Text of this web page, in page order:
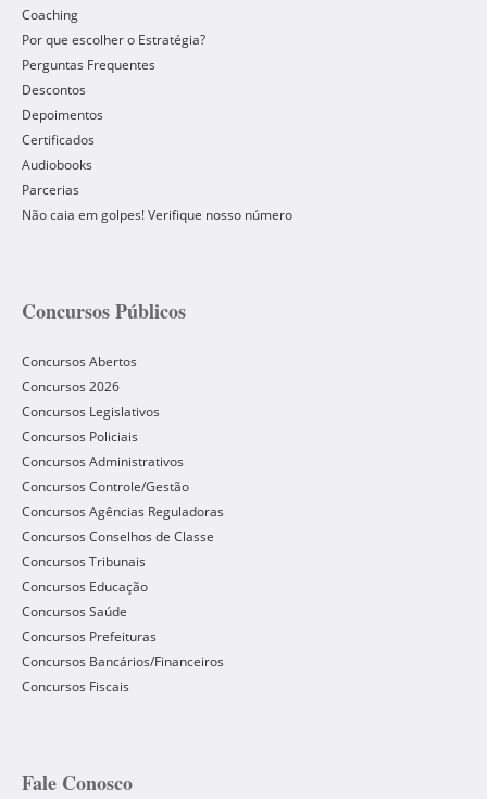
Coaching
Por que escolher o Estratégia?
Perguntas Frequentes
Descontos
Depoimentos
Certificados
Audiobooks
Parcerias
Não caia em golpes! Verifique nosso número
Concursos Públicos
Concursos Abertos
Concursos 2026
Concursos Legislativos
Concursos Policiais
Concursos Administrativos
Concursos Controle/Gestão
Concursos Agências Reguladoras
Concursos Conselhos de Classe
Concursos Tribunais
Concursos Educação
Concursos Saúde
Concursos Prefeituras
Concursos Bancários/Financeiros
Concursos Fiscais
Fale Conosco